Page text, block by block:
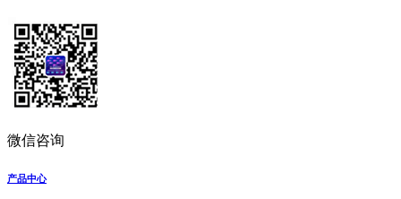
微信咨询
产品中心